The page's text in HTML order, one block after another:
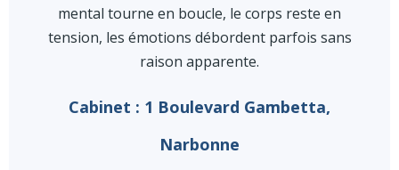
mental tourne en boucle, le corps reste en
tension, les émotions débordent parfois sans
raison apparente.
Cabinet : 1 Boulevard Gambetta,
Narbonne